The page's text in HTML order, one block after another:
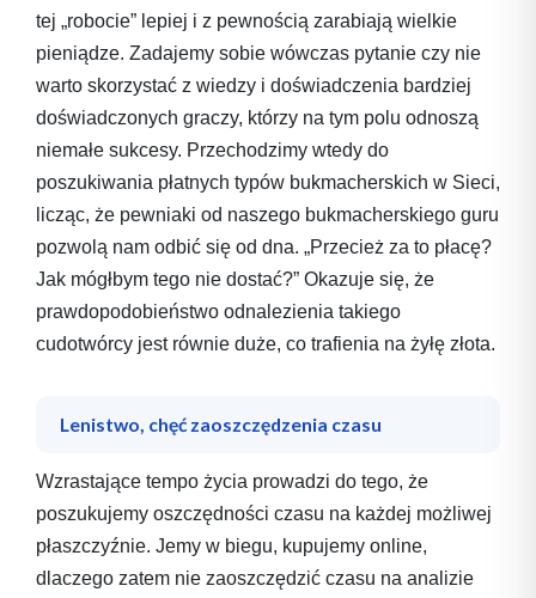
tej „robocie” lepiej i z pewnością zarabiają wielkie
pieniądze. Zadajemy sobie wówczas pytanie czy nie
warto skorzystać z wiedzy i doświadczenia bardziej
doświadczonych graczy, którzy na tym polu odnoszą
niemałe sukcesy. Przechodzimy wtedy do
poszukiwania płatnych typów bukmacherskich w Sieci,
licząc, że pewniaki od naszego bukmacherskiego guru
pozwolą nam odbić się od dna. „Przecież za to płacę?
Jak mógłbym tego nie dostać?” Okazuje się, że
prawdopodobieństwo odnalezienia takiego
cudotwórcy jest równie duże, co trafienia na żyłę złota.
Lenistwo, chęć zaoszczędzenia czasu
Wzrastające tempo życia prowadzi do tego, że
poszukujemy oszczędności czasu na każdej możliwej
płaszczyźnie. Jemy w biegu, kupujemy online,
dlaczego zatem nie zaoszczędzić czasu na analizie